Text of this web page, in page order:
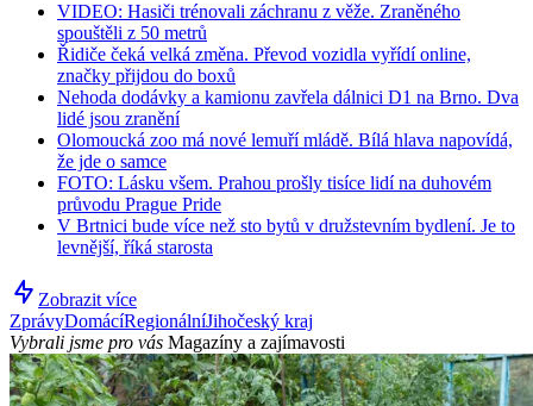
VIDEO: Hasiči trénovali záchranu z věže. Zraněného
spouštěli z 50 metrů
Řidiče čeká velká změna. Převod vozidla vyřídí online,
značky přijdou do boxů
Nehoda dodávky a kamionu zavřela dálnici D1 na Brno. Dva
lidé jsou zranění
Olomoucká zoo má nové lemuří mládě. Bílá hlava napovídá,
že jde o samce
FOTO: Lásku všem. Prahou prošly tisíce lidí na duhovém
průvodu Prague Pride
V Brtnici bude více než sto bytů v družstevním bydlení. Je to
levnější, říká starosta
Zobrazit více
ZprávyDomácíRegionálníJihočeský kraj
Vybrali jsme pro vás Magazíny a zajímavosti